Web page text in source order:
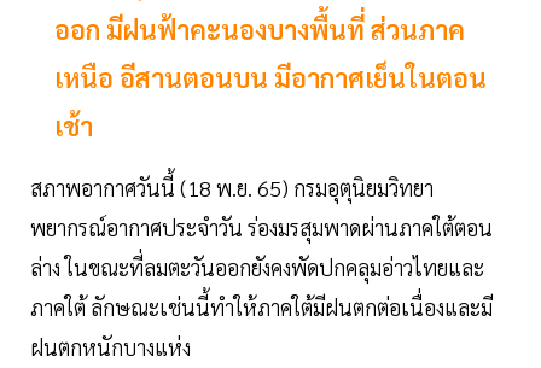
ออก มีฝนฟ้าคะนองบางพื้นที่ ส่วนภาค
เหนือ อีสานตอนบน มีอากาศเย็นในตอน
เช้า
สภาพอากาศวันนี้ (18 พ.ย. 65) กรมอุตุนิยมวิทยา
พยากรณ์อากาศประจำวัน ร่องมรสุมพาดผ่านภาคใต้ตอน
ล่าง ในขณะที่ลมตะวันออกยังคงพัดปกคลุมอ่าวไทยและ
ภาคใต้ ลักษณะเช่นนี้ทำให้ภาคใต้มีฝนตกต่อเนื่องและมี
ฝนตกหนักบางแห่ง